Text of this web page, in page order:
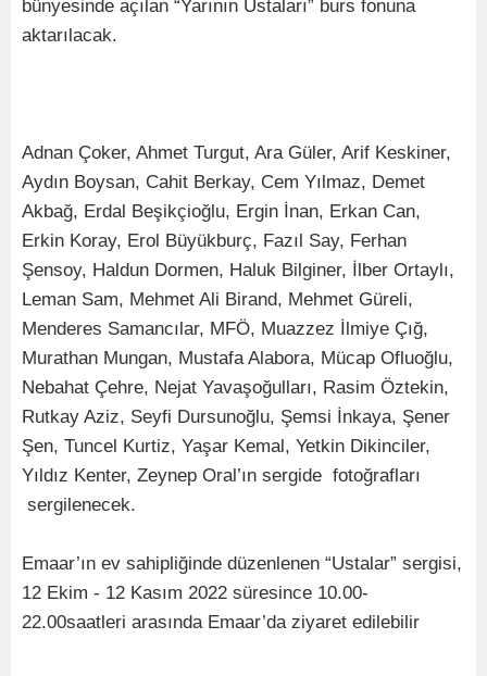
bünyesinde açılan “Yarının Ustaları” burs fonuna
aktarılacak.
Adnan Çoker, Ahmet Turgut, Ara Güler, Arif Keskiner,
Aydın Boysan, Cahit Berkay, Cem Yılmaz, Demet
Akbağ, Erdal Beşikçioğlu, Ergin İnan, Erkan Can,
Erkin Koray, Erol Büyükburç, Fazıl Say, Ferhan
Şensoy, Haldun Dormen, Haluk Bilginer, İlber Ortaylı,
Leman Sam, Mehmet Ali Birand, Mehmet Güreli,
Menderes Samancılar, MFÖ, Muazzez İlmiye Çığ,
Murathan Mungan, Mustafa Alabora, Mücap Ofluoğlu,
Nebahat Çehre, Nejat Yavaşoğulları, Rasim Öztekin,
Rutkay Aziz, Seyfi Dursunoğlu, Şemsi İnkaya, Şener
Şen, Tuncel Kurtiz, Yaşar Kemal, Yetkin Dikinciler,
Yıldız Kenter, Zeynep Oral’ın sergide fotoğrafları
sergilenecek.
Emaar’ın ev sahipliğinde düzenlenen “Ustalar” sergisi,
12 Ekim - 12 Kasım 2022 süresince 10.00-
22.00saatleri arasında Emaar’da ziyaret edilebilir